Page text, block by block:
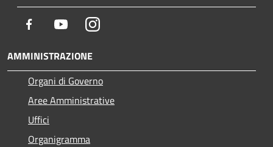
Facebook YoutubeInstagram
AMMINISTRAZIONE
Organi di Governo
Aree Amministrative
Uffici
Organigramma